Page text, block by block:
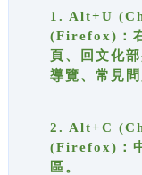
1. Alt+U
(Firefox)：
頁、回文化
導覽、常見問
2. Alt+C
(Firefox)：
區。